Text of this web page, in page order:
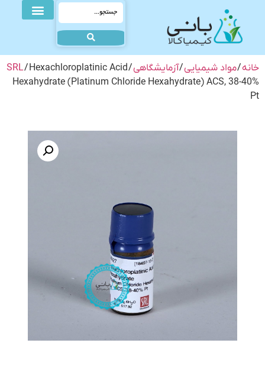
خانه/مواد شیمیایی/آزمایشگاهی/
SRL/ Hexachloroplatinic Acid
Hexahydrate (Platinum Chloride Hexahydrate) ACS, 38-40%
Pt